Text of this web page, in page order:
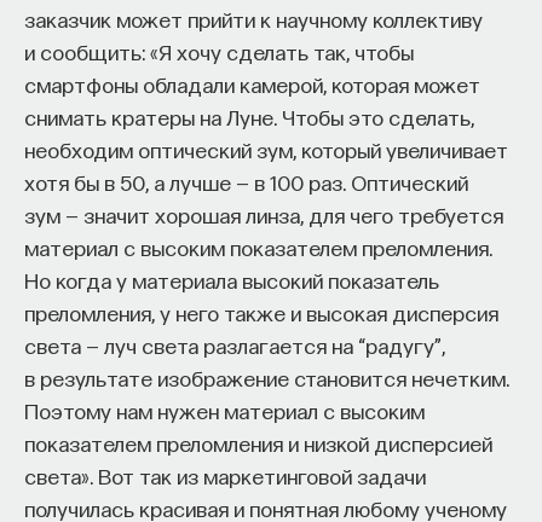
заказчик может прийти к научному коллективу
и сообщить: «Я хочу сделать так, чтобы
смартфоны обладали камерой, которая может
снимать кратеры на Луне. Чтобы это сделать,
необходим оптический зум, который увеличивает
хотя бы в 50, а лучше — в 100 раз. Оптический
зум — значит хорошая линза, для чего требуется
материал с высоким показателем преломления.
Но когда у материала высокий показатель
преломления, у него также и высокая дисперсия
света — луч света разлагается на “радугу”,
в результате изображение становится нечетким.
Поэтому нам нужен материал с высоким
показателем преломления и низкой дисперсией
света». Вот так из маркетинговой задачи
получилась красивая и понятная любому ученому